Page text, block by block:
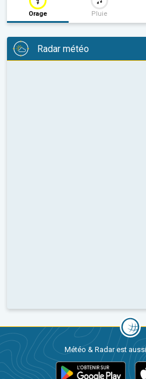
Orage Pluie
Radar météo
Météo & Radar est